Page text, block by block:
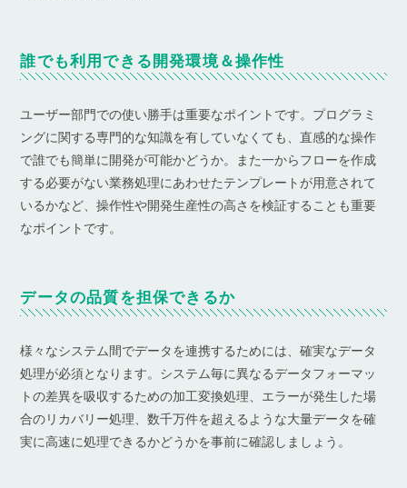
誰でも利用できる開発環境＆操作性
ユーザー部門での使い勝手は重要なポイントです。プログラミ
ングに関する専門的な知識を有していなくても、直感的な操作
で誰でも簡単に開発が可能かどうか。また一からフローを作成
する必要がない業務処理にあわせたテンプレートが用意されて
いるかなど、操作性や開発生産性の高さを検証することも重要
なポイントです。
データの品質を担保できるか
様々なシステム間でデータを連携するためには、確実なデータ
処理が必須となります。システム毎に異なるデータフォーマッ
トの差異を吸収するための加工変換処理、エラーが発生した場
合のリカバリー処理、数千万件を超えるような大量データを確
実に高速に処理できるかどうかを事前に確認しましょう。